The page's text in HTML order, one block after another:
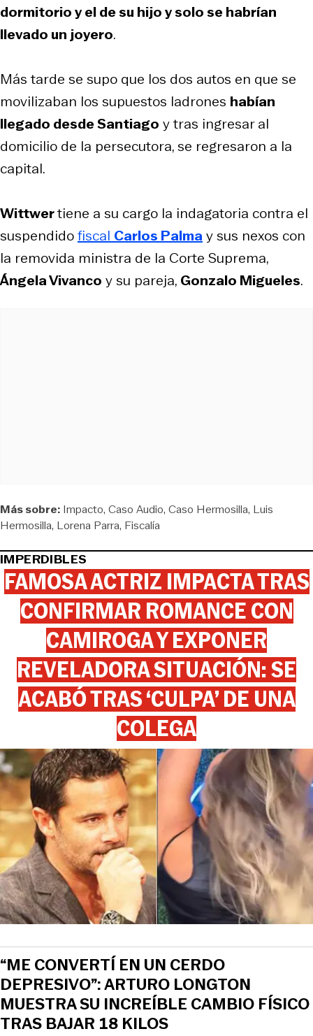
dormitorio y el de su hijo y solo se habrían
llevado un joyero.
Más tarde se supo que los dos autos en que se
movilizaban los supuestos ladrones habían
llegado desde Santiago y tras ingresar al
domicilio de la persecutora, se regresaron a la
capital.
Wittwertiene a su cargo la indagatoria contra el
suspendidofiscal Carlos Palmay sus nexos con
la removida ministra de la Corte Suprema,
Ángela Vivanco y su pareja, Gonzalo Migueles.
Más sobre: Impacto Caso Audio Caso Hermosilla Luis
Hermosilla Lorena Parra Fiscalía
IMPERDIBLES
FAMOSA ACTRIZ IMPACTA TRAS
CONFIRMAR ROMANCE CON
CAMIROGA Y EXPONER
REVELADORA SITUACIÓN: SE
ACABÓ TRAS ‘CULPA’ DE UNA
COLEGA
“ME CONVERTÍ EN UN CERDO
DEPRESIVO”: ARTURO LONGTON
MUESTRA SU INCREÍBLE CAMBIO FÍSICO
TRAS BAJAR 18 KILOS